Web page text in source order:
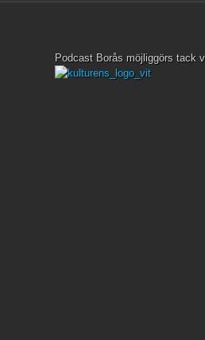
Podcast Borås möjliggörs tack